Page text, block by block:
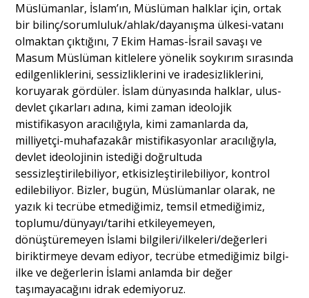
Müslümanlar, İslam’ın, Müslüman halklar için, ortak
bir bilinç/sorumluluk/ahlak/dayanışma ülkesi-vatanı
olmaktan çıktığını, 7 Ekim Hamas-İsrail savaşı ve
Masum Müslüman kitlelere yönelik soykırım sırasında
edilgenliklerini, sessizliklerini ve iradesizliklerini,
koruyarak gördüler. İslam dünyasında halklar, ulus-
devlet çıkarları adına, kimi zaman ideolojik
mistifikasyon aracılığıyla, kimi zamanlarda da,
milliyetçi-muhafazakâr mistifikasyonlar aracılığıyla,
devlet ideolojinin istediği doğrultuda
sessizleştirilebiliyor, etkisizleştirilebiliyor, kontrol
edilebiliyor. Bizler, bugün, Müslümanlar olarak, ne
yazık ki tecrübe etmediğimiz, temsil etmediğimiz,
toplumu/dünyayı/tarihi etkileyemeyen,
dönüştüremeyen İslami bilgileri/ilkeleri/değerleri
biriktirmeye devam ediyor, tecrübe etmediğimiz bilgi-
ilke ve değerlerin İslami anlamda bir değer
taşımayacağını idrak edemiyoruz.